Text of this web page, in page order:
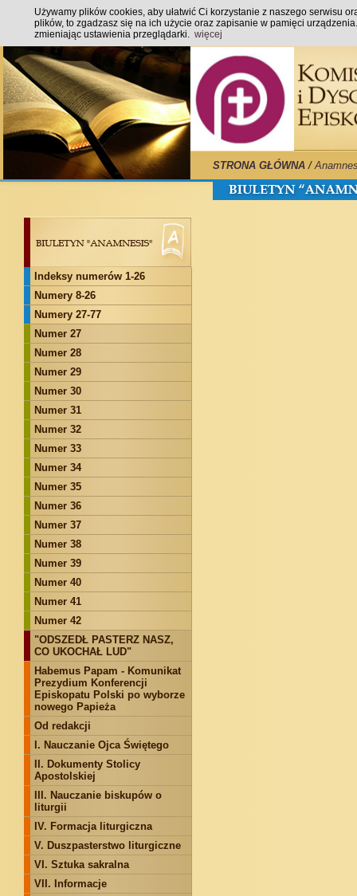
Używamy plików cookies, aby ułatwić Ci korzystanie z naszego serwisu
plików, to zgadzasz się na ich użycie oraz zapisanie w pamięci
zmieniając ustawienia przeglądarki. więcej
STRONA GŁÓWNA /
Indeksy numerów 1-26
Numery 8-26
Numery 27-77
Numer 27
Numer 28
Numer 29
Numer 30
Numer 31
Numer 32
Numer 33
Numer 34
Numer 35
Numer 36
Numer 37
Numer 38
Numer 39
Numer 40
Numer 41
Numer 42
"ODSZEDŁ PASTERZ NASZ,
CO UKOCHAŁ LUD"
Habemus Papam - Komunikat
Prezydium Konferencji
Episkopatu Polski po wyborze
nowego Papieża
Od redakcji
I. Nauczanie Ojca Świętego
II. Dokumenty Stolicy
Apostolskiej
III. Nauczanie biskupów o
liturgii
IV. Formacja liturgiczna
V. Duszpasterstwo liturgiczne
VI. Sztuka sakralna
VII. Informacje